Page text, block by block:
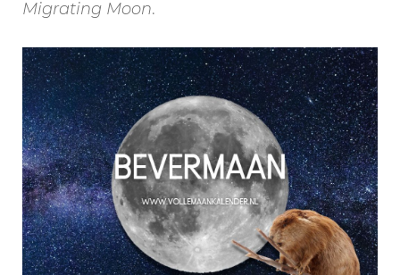
Migrating Moon.